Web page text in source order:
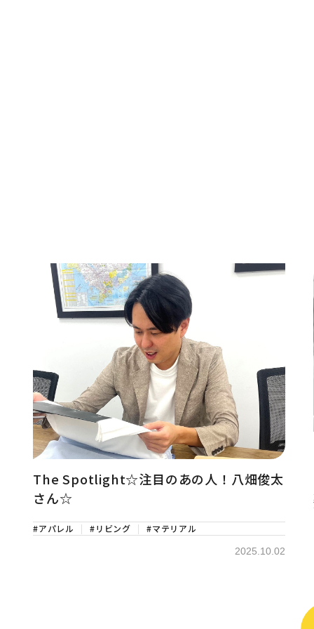
The Spotlight☆注目のあの人！八畑俊太
さん☆
#アパレル #リビング #マテリアル
2025.10.02